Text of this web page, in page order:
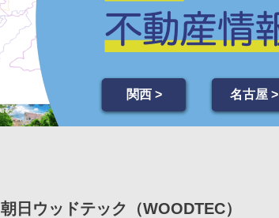
関西 > 名古屋 >
朝日ウッドテック（WOODTEC）